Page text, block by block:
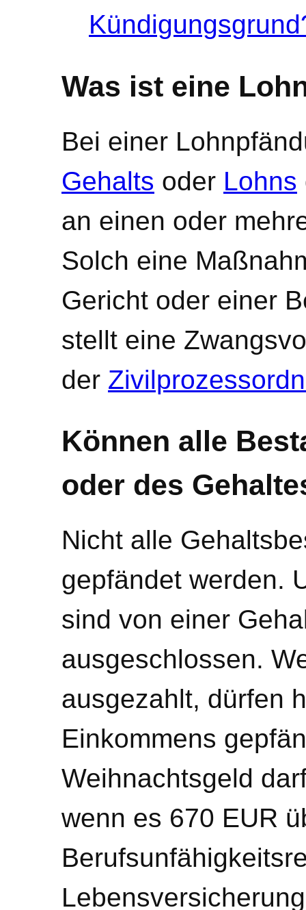
Was ist eine
Bei einer
Gehalts oder Lohns
an einen oder
Solch eine
Gericht oder einer
stellt eine
der
Können alle
oder des
Nicht alle
gepfändet werden.
sind von einer
ausgeschlossen.
ausgezahlt, dürfen
Einkommens
Weihnachtsgeld
wenn es 670 EUR